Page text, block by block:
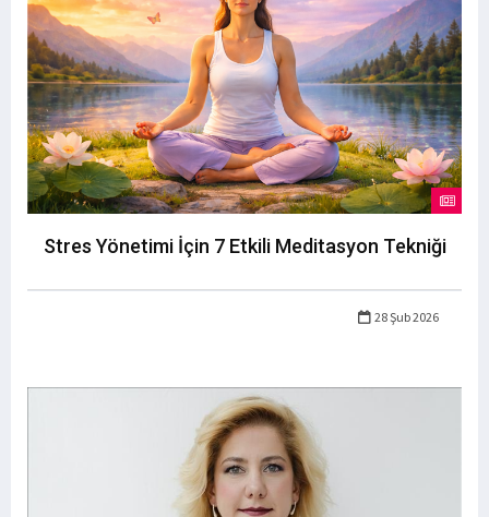
Stres Yönetimi İçin 7 Etkili Meditasyon Tekniği
28 Şub 2026